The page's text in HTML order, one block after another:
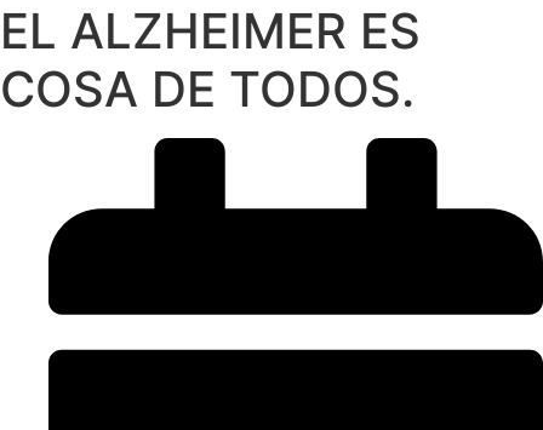
EL ALZHEIMER ES
COSA DE TODOS.